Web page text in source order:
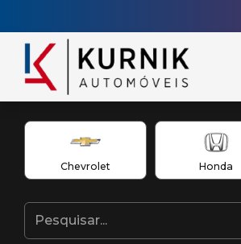
Chevrolet Honda